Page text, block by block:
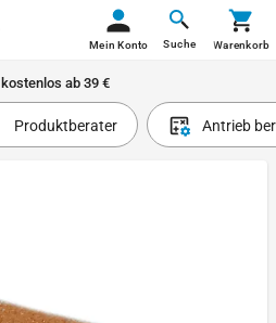
Suche
Mein Konto Warenkorb
kostenlos ab 39 €
Produktberater Antrieb